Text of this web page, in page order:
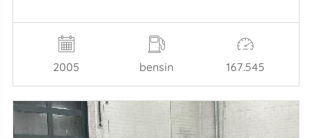
2005 bensin 167.545